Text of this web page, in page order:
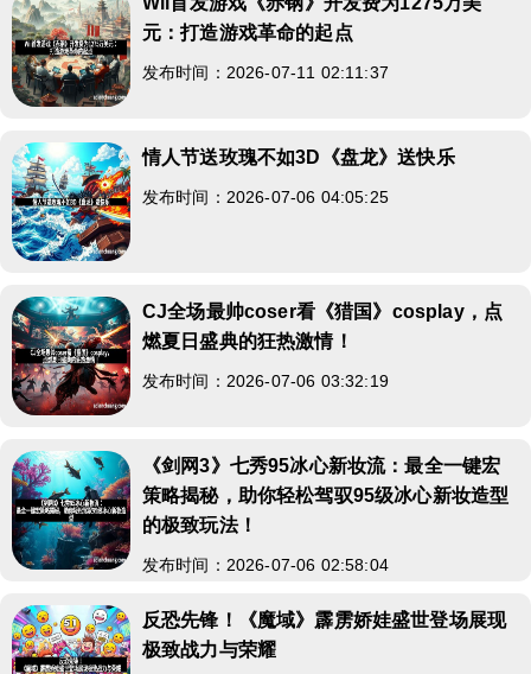
元：打造游戏革命的起点
发布时间：2026-07-11 02:11:37
情人节送玫瑰不如3D《盘龙》送快乐
发布时间：2026-07-06 04:05:25
CJ全场最帅coser看《猎国》cosplay，点
燃夏日盛典的狂热激情！
发布时间：2026-07-06 03:32:19
《剑网3》七秀95冰心新妆流：最全一键宏
策略揭秘，助你轻松驾驭95级冰心新妆造型
的极致玩法！
发布时间：2026-07-06 02:58:04
反恐先锋！《魔域》霹雳娇娃盛世登场展现
极致战力与荣耀